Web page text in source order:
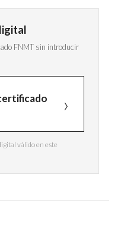
FNMT sin introducir
válido en este